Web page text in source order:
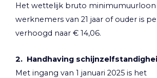
Het wettelijk bruto
werknemers van 21 jaar of ouder is
verhoogd naar € 14,06.
2. Handhaving
Met ingang van 1 januari 2025 is het